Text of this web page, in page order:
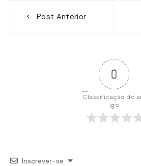
Post Anterior
0
Classificação do
igo
Inscrever-se